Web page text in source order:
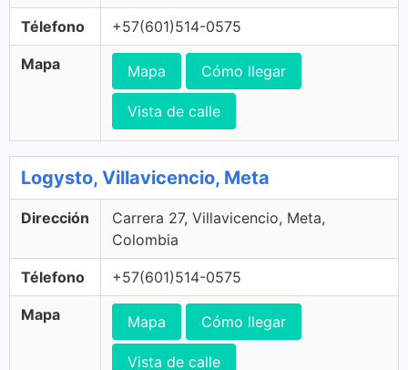
Télefono +57(601)514-0575
Mapa Mapa Cómo llegar
Vista de calle
Logysto, Villavicencio, Meta
Dirección
Carrera 27, Villavicencio, Meta,
Colombia
Télefono +57(601)514-0575
Mapa Mapa Cómo llegar
Vista de calle